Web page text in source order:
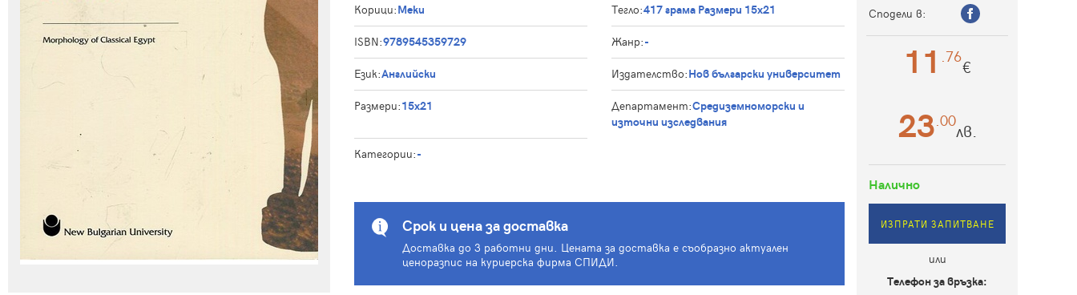
Корици:Меки Тегло:417 грама Размери 15x21
ISBN:9789545359729 Жанр:-
Език:Английски Издателство:Нов български университет
Размери:15x21 Департамент:Средиземноморски и
източни изследвания
Категории:-
Срок и цена за доставка
Доставка до 3 работни дни. Цената за доставка е съобразно актуален
ценоразпис на куриерска фирма СПИДИ.
Сподели в:
11 .76€
23 .00лв.
Налично
ИЗПРАТИ ЗАПИТВАНЕ
или
Телефон за връзка: